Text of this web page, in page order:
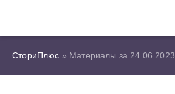
СториПлюс » Материалы за 24.06.2023